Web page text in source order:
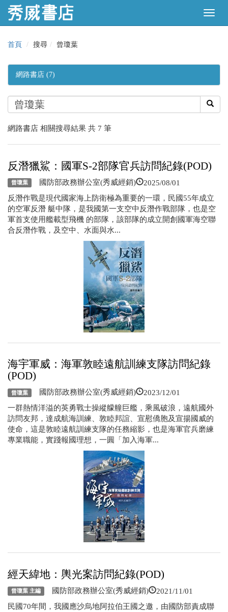
首頁 搜尋 曾瓊葉
網路書店 (7)
網路書店 相關搜尋結果 共 7 筆
反潛獵鯊：國軍S-2部隊官兵訪問紀錄(POD)
曾瓊葉 國防部政務辦公室(秀威經銷) 2025/08/01
反潛作戰是現代國家海上防衛極為重要的一環，民國55年成立
的空軍反潛 艇中隊，是我國第一支空中反潛作戰部隊，也是空
軍首支使用艦載型飛機 的部隊，該部隊的成立開創國軍海空聯
合反潛作戰，及空中、水面與水...
海宇軍威：海軍敦睦遠航訓練支隊訪問紀錄
(POD)
曾瓊葉 國防部政務辦公室(秀威經銷) 2023/12/01
一群熱情洋溢的英勇戰士操縱艨艟巨艦，乘風破浪，遠航國外
訪問友邦，達成航海訓練、敦睦邦誼、宣慰僑胞及宣揚國威的
使命，這是敦睦遠航訓練支隊的任務縮影，也是海軍官兵磨練
專業職能，實踐報國理想，一圓「加入海軍...
經天緯地：輿光案訪問紀錄(POD)
曾瓊葉 主編 國防部政務辦公室(秀威經銷) 2021/11/01
民國70年間，我國應沙烏地阿拉伯王國之邀，由國防部責成聯